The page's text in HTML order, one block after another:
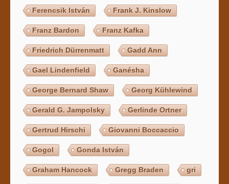
Ferencsik István Frank J. Kinslow
Franz Bardon Franz Kafka
Friedrich Dürrenmatt Gadd Ann
Gael Lindenfield Ganésha
George Bernard Shaw Georg Kühlewind
Gerald G. Jampolsky Gerlinde Ortner
Gertrud Hirschi Giovanni Boccaccio
Gogol Gonda István
Graham Hancock Gregg Braden gri